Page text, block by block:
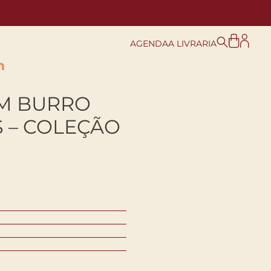
AGENDAA LIVRARIA
BURRO
– COLEÇÃO